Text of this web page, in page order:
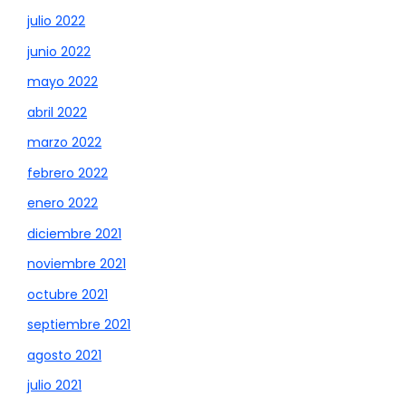
julio 2022
junio 2022
mayo 2022
abril 2022
marzo 2022
febrero 2022
enero 2022
diciembre 2021
noviembre 2021
octubre 2021
septiembre 2021
agosto 2021
julio 2021